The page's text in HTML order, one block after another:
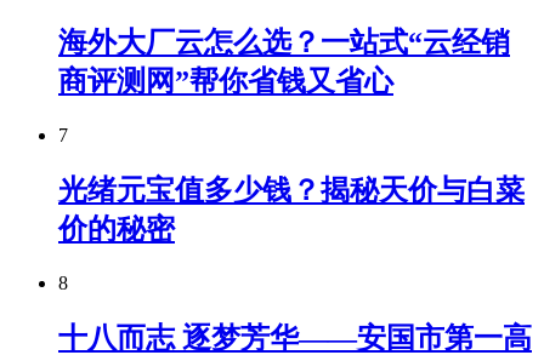
海外大厂云怎么选？一站式“云经销
商评测网”帮你省钱又省心
7
光绪元宝值多少钱？揭秘天价与白菜
价的秘密
8
十八而志 逐梦芳华——安国市第一高